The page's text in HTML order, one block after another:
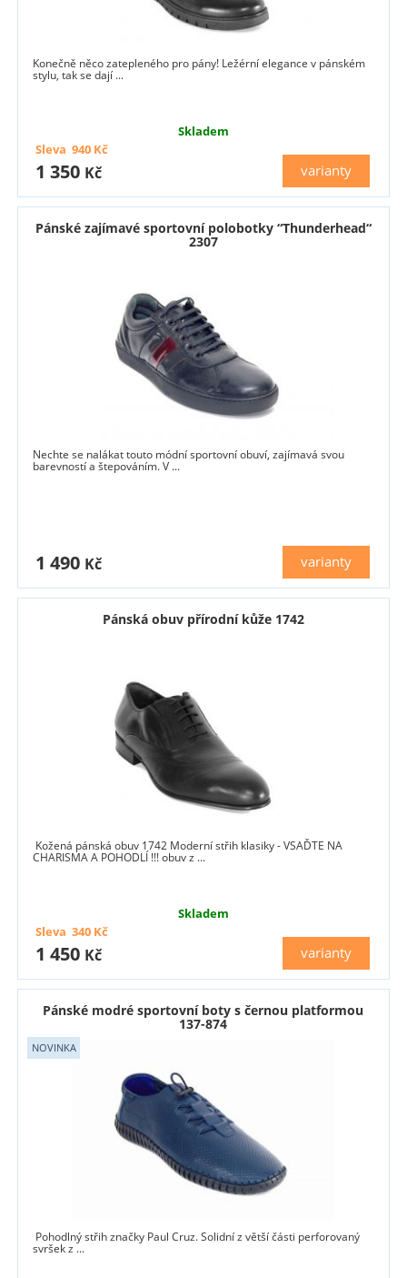
Konečně něco zatepleného pro pány! Ležérní elegance v pánském
stylu, tak se dají ...
Skladem
varianty
1 350 Kč
Sleva 940 Kč
Pánské zajímavé sportovní polobotky “Thunderhead“
2307
Nechte se nalákat touto módní sportovní obuví, zajímavá svou
barevností a štepováním. V ...
varianty
1 490 Kč
Pánská obuv přírodní kůže 1742
Kožená pánská obuv 1742 Moderní střih klasiky - VSAĎTE NA
CHARISMA A POHODLÍ !!! obuv z ...
Skladem
varianty
1 450 Kč
Sleva 340 Kč
Pánské modré sportovní boty s černou platformou
137-874
Pohodlný střih značky Paul Cruz. Solidní z větší části perforovaný
svršek z ...